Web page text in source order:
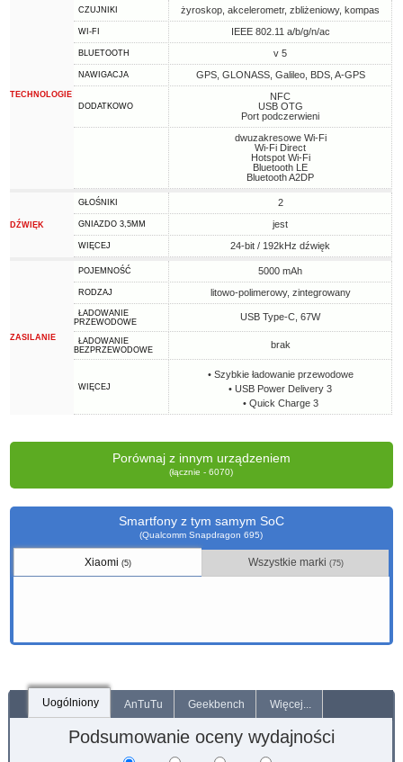
TECHNOLOGIE
CZUJNIKI żyroskop, akcelerometr, zbliżeniowy, kompas
WI-FI IEEE 802.11 a/b/g/n/ac
BLUETOOTH v 5
NAWIGACJA GPS, GLONASS, Galileo, BDS, A-GPS
DODATKOWO
NFC
USB OTG
Port podczerwieni
dwuzakresowe Wi-Fi
Wi-Fi Direct
Hotspot Wi-Fi
Bluetooth LE
Bluetooth A2DP
DŹWIĘK
GŁOŚNIKI 2
GNIAZDO 3,5MM jest
WIĘCEJ 24-bit / 192kHz dźwięk
ZASILANIE
POJEMNOŚĆ 5000 mAh
RODZAJ litowo-polimerowy, zintegrowany
ŁADOWANIE
PRZEWODOWE
USB Type-C, 67W
ŁADOWANIE
BEZPRZEWODOWE
brak
WIĘCEJ
• Szybkie ładowanie przewodowe
• USB Power Delivery 3
• Quick Charge 3
Porównaj z innym urządzeniem
(łącznie - 6070)
Smartfony z tym samym SoC
(Qualcomm Snapdragon 695)
Xiaomi(5) Wszystkie marki (75)
Uogólniony AnTuTu Geekbench Więcej...
Podsumowanie oceny wydajności